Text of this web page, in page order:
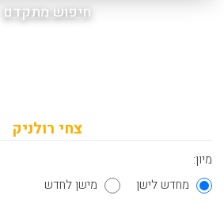
חיפוש מתקדם
צחי רולניק
מיון:
מחדש לישן
מישן לחדש